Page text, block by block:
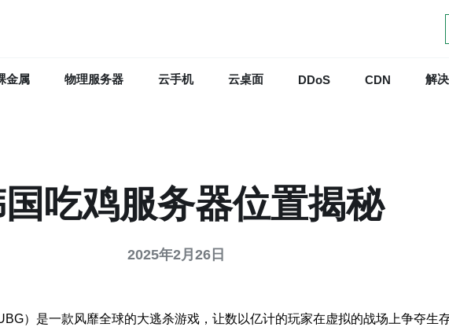
金属 物理服务器 云手机 云桌面 DDoS CDN 解
吃鸡服务器位置揭秘
2025年2月26日
）是一款风靡全球的大逃杀游戏，让数以亿计的玩家在虚拟的战场上争夺生